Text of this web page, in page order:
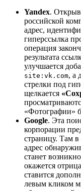
Yandex.
российской
адрес,
гиперссылка
операция
результата
улучшается
site:vk.com, а
стрелки под
щелкается
«Фотографии»
Google. Эта
корпорации
страницу. Там в
адрес
станет
окажется
ставится
левым кликом